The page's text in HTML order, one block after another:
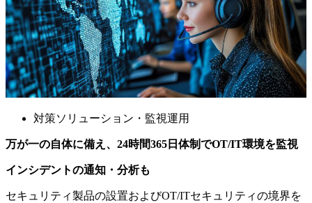
対策ソリューション・監視運用
万が一の自体に備え、24時間365日体制でOT/IT環境を監視
インシデントの通知・分析も
セキュリティ製品の設置およびOT/ITセキュリティの境界を